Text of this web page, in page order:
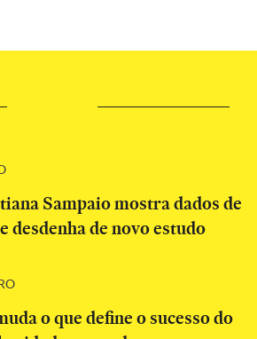
Sampaio mostra dados de
desdenha de novo estudo
o que define o sucesso do